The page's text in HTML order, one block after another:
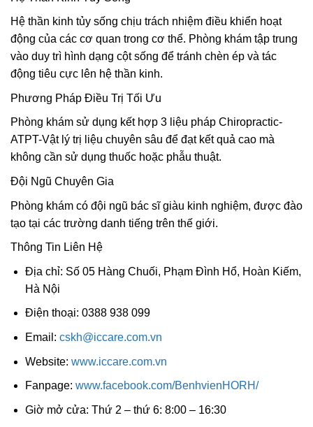
Hệ thần kinh tủy sống chịu trách nhiệm điều khiển hoạt
động của các cơ quan trong cơ thể. Phòng khám tập trung
vào duy trì hình dạng cột sống để tránh chèn ép và tác
động tiêu cực lên hệ thần kinh.
Phương Pháp Điều Trị Tối Ưu
Phòng khám sử dụng kết hợp 3 liệu pháp Chiropractic-
ATPT-Vật lý trị liệu chuyên sâu để đạt kết quả cao mà
không cần sử dụng thuốc hoặc phẫu thuật.
Đội Ngũ Chuyên Gia
Phòng khám có đội ngũ bác sĩ giàu kinh nghiệm, được đào
tạo tại các trường danh tiếng trên thế giới.
Thông Tin Liên Hệ
Địa chỉ: Số 05 Hàng Chuối, Phạm Đình Hổ, Hoàn Kiếm,
Hà Nội
Điện thoại: 0388 938 099
Email: cskh@iccare.com.vn
Website: www.iccare.com.vn
Fanpage: www.facebook.com/BenhvienHORH/
Giờ mở cửa: Thứ 2 – thứ 6: 8:00 – 16:30